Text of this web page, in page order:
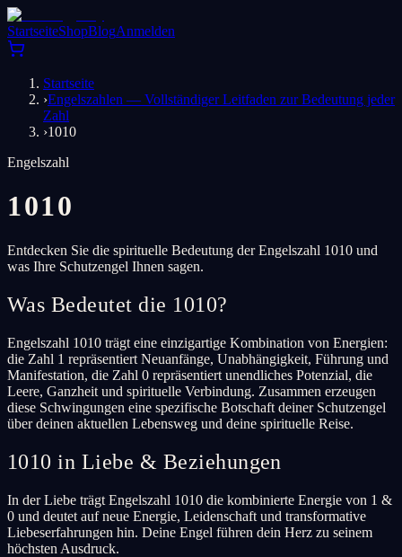
StartseiteShopBlogAnmelden
Startseite
›Engelszahlen — Vollständiger Leitfaden zur Bedeutung jeder
Zahl
›1010
Engelszahl
1010
Entdecken Sie die spirituelle Bedeutung der Engelszahl 1010 und
was Ihre Schutzengel Ihnen sagen.
Was Bedeutet die 1010?
Engelszahl 1010 trägt eine einzigartige Kombination von Energien:
die Zahl 1 repräsentiert Neuanfänge, Unabhängigkeit, Führung und
Manifestation, die Zahl 0 repräsentiert unendliches Potenzial, die
Leere, Ganzheit und spirituelle Verbindung. Zusammen erzeugen
diese Schwingungen eine spezifische Botschaft deiner Schutzengel
über deinen aktuellen Lebensweg und deine spirituelle Reise.
1010 in Liebe & Beziehungen
In der Liebe trägt Engelszahl 1010 die kombinierte Energie von 1 &
0 und deutet auf neue Energie, Leidenschaft und transformative
Liebeserfahrungen hin. Deine Engel führen dein Herz zu seinem
höchsten Ausdruck.